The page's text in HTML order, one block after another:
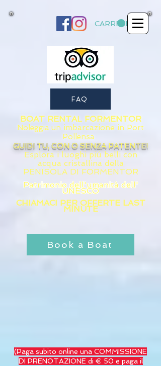
CARRELLO
FAQ
BOAT RENTAL FORMENTOR
Noleggia un imbarcazione in Port
Pollensa
GUIDI TU, CON O SENZA PATENTE!
Esplora i luoghi piú belli con
acqua cristallina della
PENISOLA DI FORMENTOR
Patrimonio dell'umanità dell'
UNESCO
CHIAMACI PER OFFERTE LAST
MINUTE
Book a Boat
(Paga subito online una COMMISSIONE
DI PRENOTAZIONE di € 50 e paga il